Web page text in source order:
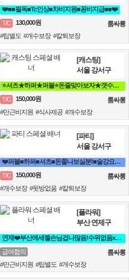
❤️■■필독■Tc인상■차비지원■꽁비지급■■❤️
T/C
130,000원
룸싸롱
#팁별도 #개수보장 #칼퇴보장
[캐스팅]
서울 강서구
⭐셔츠★하퍼★퍼블⭐돈줄맞아보자★갯수보장★술강요NO★출퇴근자유⭐
T/C
150,000원
룸싸롱
#만근비지원 #식사제공 #개수보장
[파티]
서울 강서구
❤️퍼블■하퍼■셔츠■돈쭐나보실분!■술강요X■출퇴근맘대로■갯수보장❤️
T/C
150,000원
룸싸롱
#개수보장 #뒷방없음 #칼퇴보장
[플라워]
부산 연제구
연제❤️부산에세젤손님겁나많음!수위없음x갯수보장,텃세x홀복자유❤️
급여협의
룸싸롱
#만근비지원 #팁별도 #개수보장